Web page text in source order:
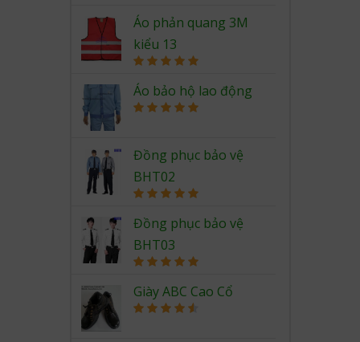
out of 5
Áo phản quang 3M
kiểu 13
out of 5
Áo bảo hộ lao động
Đồng phục bảo vệ
BHT02
out of 5
Đồng phục bảo vệ
BHT03
out of 5
Giày ABC Cao Cổ